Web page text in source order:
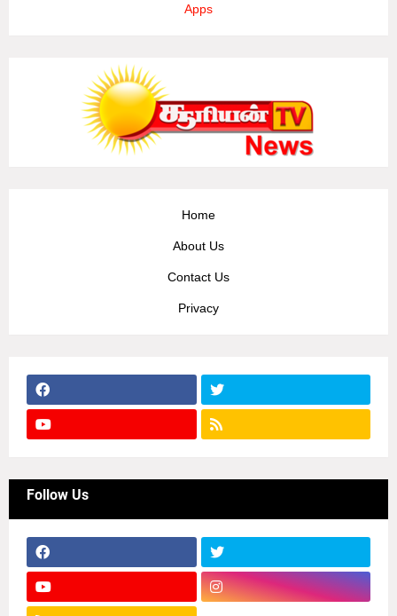
Apps
Home
About Us
Contact Us
Privacy
Follow Us